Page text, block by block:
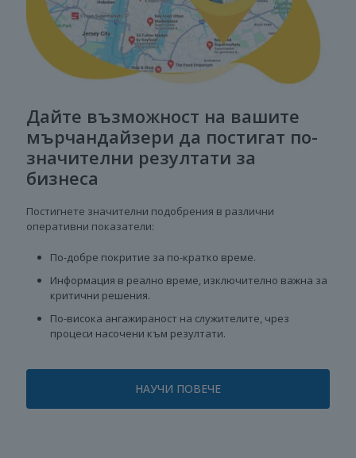
Дайте възможност на вашите
мърчандайзери да постигат по-
значителни резултати за
бизнеса
Постигнете значителни подобрения в различни
оперативни показатели:
По-добре покритие за по-кратко време.
Информация в реално време, изключително важна за
критични решения.
По-висока ангажираност на служителите, чрез
процеси насочени към резултати.
НАУЧИ ПОВЕЧЕ